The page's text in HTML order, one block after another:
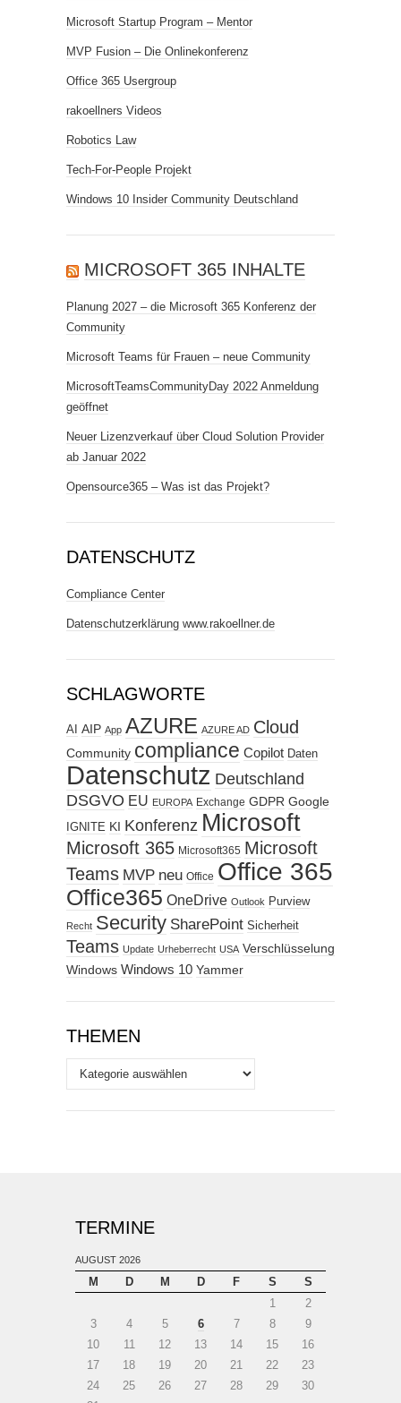
Microsoft Startup Program – Mentor
MVP Fusion – Die Onlinekonferenz
Office 365 Usergroup
rakoellners Videos
Robotics Law
Tech-For-People Projekt
Windows 10 Insider Community Deutschland
MICROSOFT 365 INHALTE
Planung 2027 – die Microsoft 365 Konferenz der
Community
Microsoft Teams für Frauen – neue Community
MicrosoftTeamsCommunityDay 2022 Anmeldung
geöffnet
Neuer Lizenzverkauf über Cloud Solution Provider
ab Januar 2022
Opensource365 – Was ist das Projekt?
DATENSCHUTZ
Compliance Center
Datenschutzerklärung www.rakoellner.de
SCHLAGWORTE
AI AIP App AZURE AZURE AD Cloud
Community compliance Copilot Daten
Datenschutz Deutschland
DSGVO EU EUROPA Exchange GDPR Google
IGNITE KI Konferenz Microsoft
Microsoft 365 Microsoft365 Microsoft
Teams MVP neu Office Office 365
Office365 OneDrive Outlook Purview
Recht Security SharePoint Sicherheit
Teams Update Urheberrecht USA Verschlüsselung
Windows Windows 10 Yammer
THEMEN
Themen
TERMINE
AUGUST 2026
M D M D F S
S
1
2
3
4 5 6 7 8
9
10
11 12 13 14 15
16
17
18 19 20 21 22
23
24
25 26 27 28 29
30